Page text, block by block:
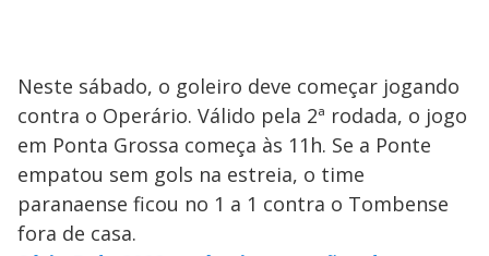
Neste sábado, o goleiro deve começar jogando
contra o Operário. Válido pela 2ª rodada, o jogo
em Ponta Grossa começa às 11h. Se a Ponte
empatou sem gols na estreia, o time
paranaense ficou no 1 a 1 contra o Tombense
fora de casa.